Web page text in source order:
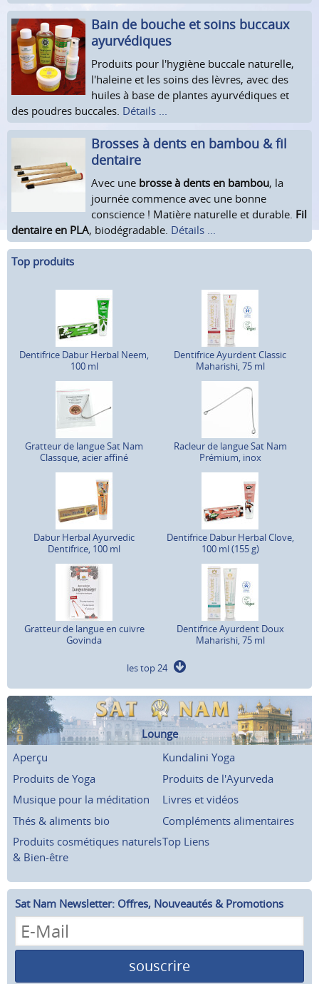
Bain de bouche et soins buccaux
ayurvédiques
Produits pour l'hygiène buccale naturelle,
l'haleine et les soins des lèvres, avec des
huiles à base de plantes ayurvédiques et
des poudres buccales. Détails ...
Brosses à dents en bambou & fil
dentaire
Avec une brosse à dents en bambou, la
journée commence avec une bonne
conscience ! Matière naturelle et durable. Fil
dentaire en PLA, biodégradable. Détails ...
Top produits
Dentifrice Dabur Herbal Neem,
100 ml
Dentifrice Ayurdent Classic
Maharishi, 75 ml
Gratteur de langue Sat Nam
Classque, acier affiné
Racleur de langue Sat Nam
Prémium, inox
Dabur Herbal Ayurvedic
Dentifrice, 100 ml
Dentifrice Dabur Herbal Clove,
100 ml (155 g)
Gratteur de langue en cuivre
Govinda
Dentifrice Ayurdent Doux
Maharishi, 75 ml
les top 24
Lounge
Aperçu
Kundalini Yoga
Produits de Yoga
Produits de l'Ayurveda
Musique pour la méditation
Livres et vidéos
Thés & aliments bio
Compléments alimentaires
Produits cosmétiques naturels
& Bien-être
Top Liens
Sat Nam Newsletter: Offres, Nouveautés & Promotions
souscrire